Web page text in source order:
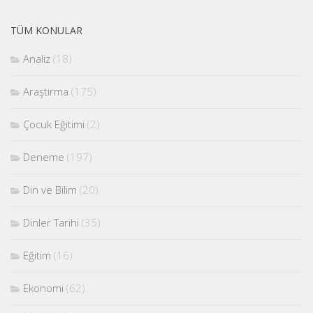
TÜM KONULAR
Analiz (18)
Araştırma (175)
Çocuk Eğitimi (2)
Deneme (197)
Din ve Bilim (20)
Dinler Tarihi (35)
Eğitim (16)
Ekonomi (62)